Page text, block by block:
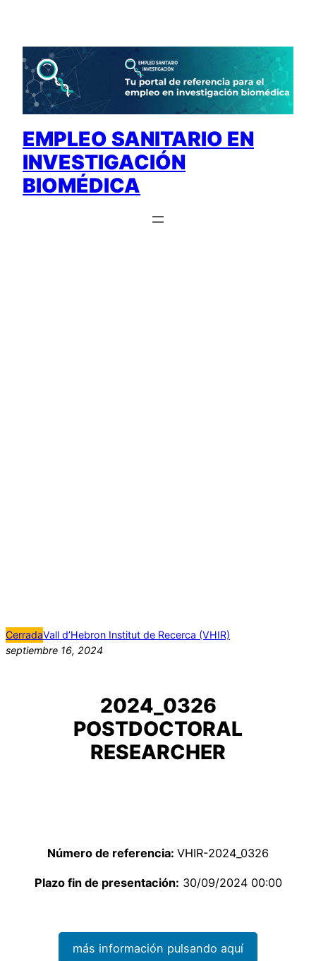
contenido
EMPLEO SANITARIO EN
INVESTIGACIÓN
BIOMÉDICA
CerradaVall d’Hebron Institut de Recerca (VHIR)
septiembre 16, 2024
2024_0326
POSTDOCTORAL
RESEARCHER
Número de referencia: VHIR-2024_0326
Plazo fin de presentación: 30/09/2024 00:00
más información pulsando aquí